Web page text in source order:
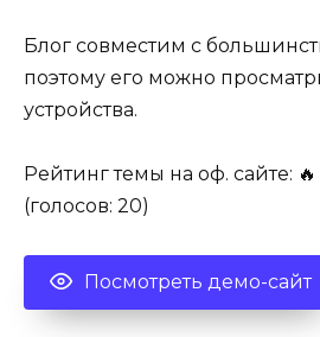
Блог совместим с
поэтому его можно
устройства.
Рейтинг темы на оф. сайте:
(голосов: 20)
Посмотреть демо-сайт